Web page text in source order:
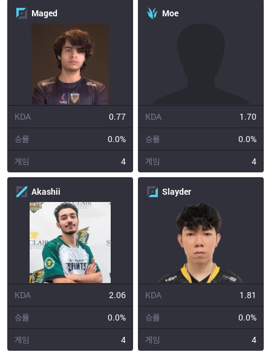
Maged
KDA
0.77
승률
0.0%
게임
4
Moe
KDA
1.70
승률
0.0%
게임
4
Akashii
KDA
2.06
승률
0.0%
게임
4
Slayder
KDA
1.81
승률
0.0%
게임
4